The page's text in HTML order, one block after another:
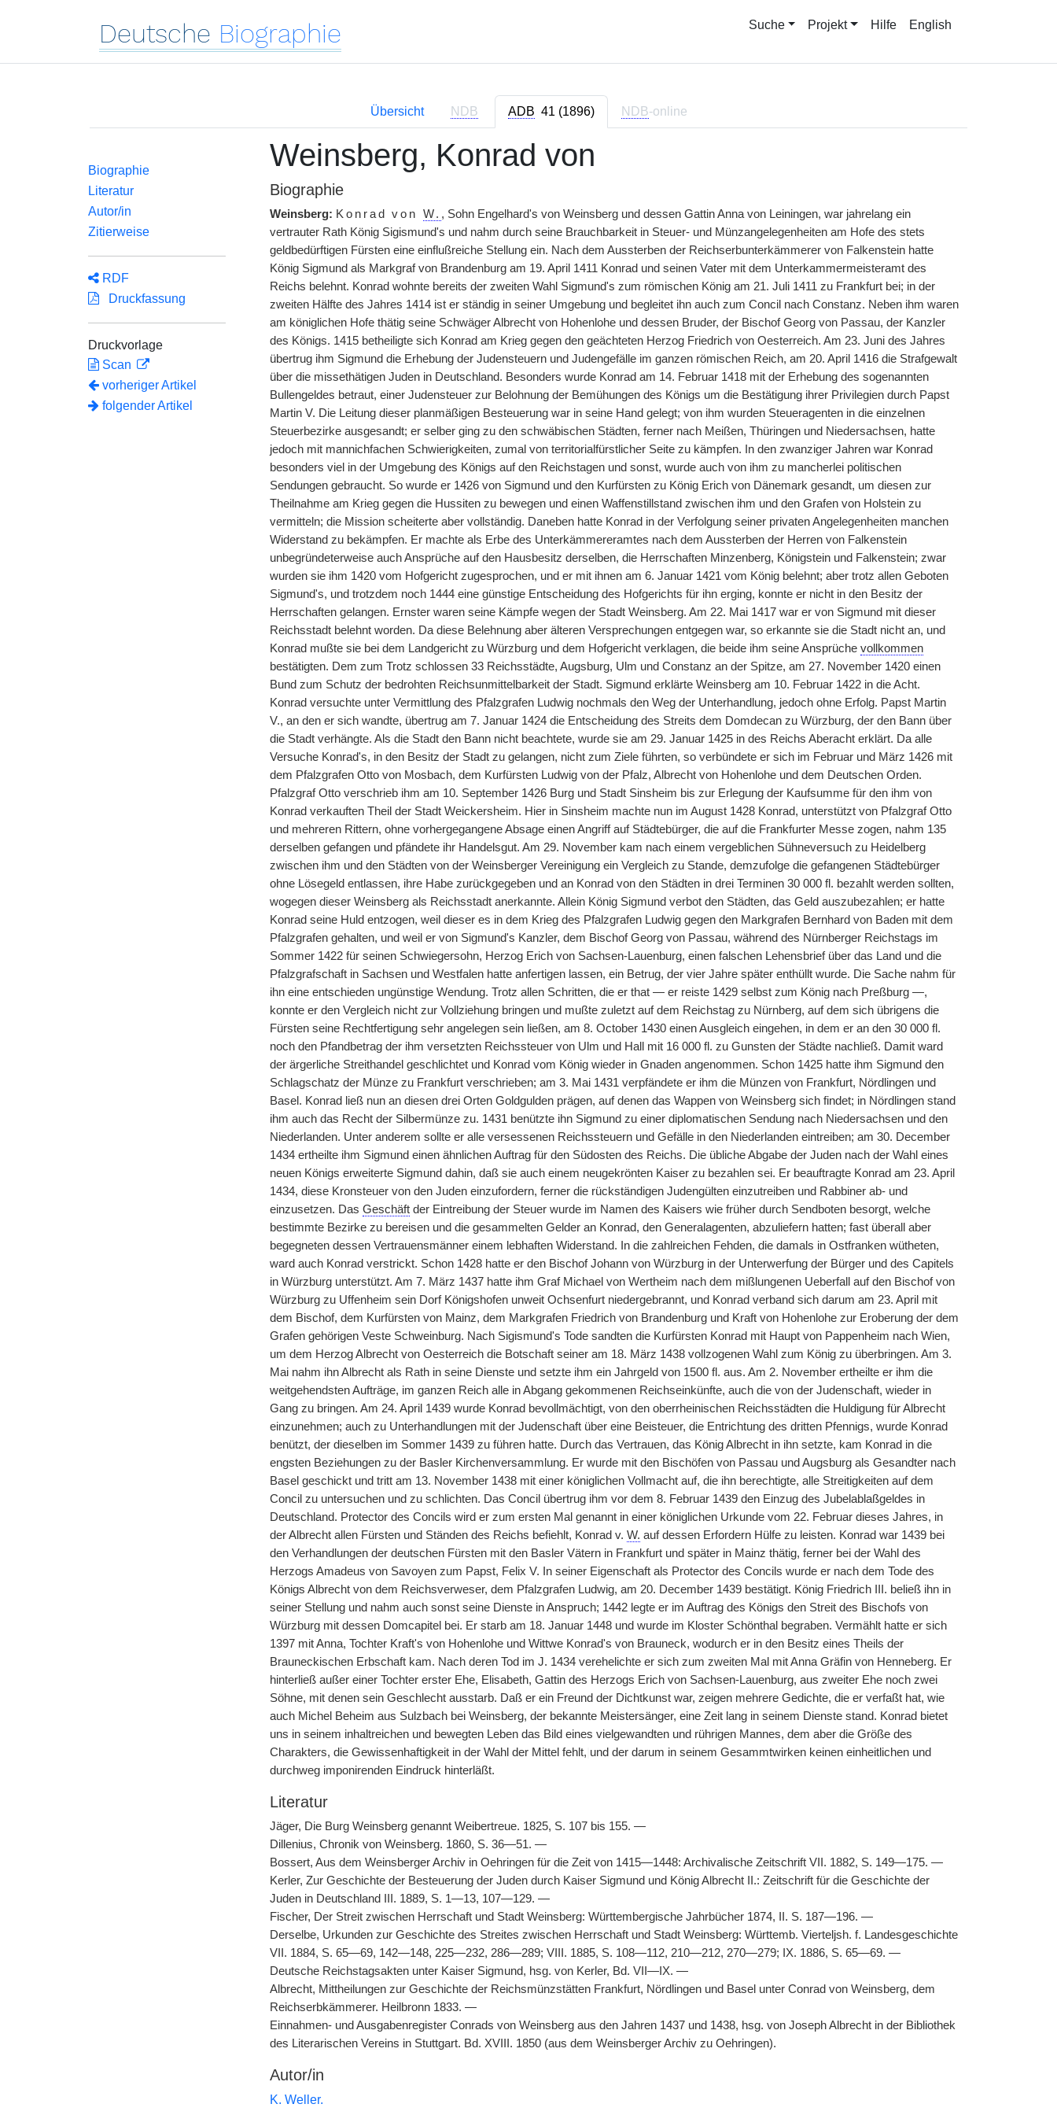
Deutsche Biographie Suche Projekt Hilfe English
Übersicht NDB ADB 41 (1896) NDB-online
Biographie
Literatur
Autor/in
Zitierweise
RDF
Druckfassung
Druckvorlage
Scan
vorheriger Artikel
folgender Artikel
Weinsberg, Konrad von
Biographie
Weinsberg: Konrad vonW. , Sohn Engelhard's von Weinsberg und dessen Gattin Anna von Leiningen, war jahrelang ein
vertrauter Rath König Sigismund's und nahm durch seine Brauchbarkeit in Steuer- und Münzangelegenheiten am Hofe des stets
geldbedürftigen Fürsten eine einflußreiche Stellung ein. Nach dem Aussterben der Reichserbunterkämmerer von Falkenstein hatte
König Sigmund als Markgraf von Brandenburg am 19. April 1411 Konrad und seinen Vater mit dem Unterkammermeisteramt des
Reichs belehnt. Konrad wohnte bereits der zweiten Wahl Sigmund's zum römischen König am 21. Juli 1411 zu Frankfurt bei; in der
zweiten Hälfte des Jahres 1414 ist er ständig in seiner Umgebung und begleitet ihn auch zum Concil nach Constanz. Neben ihm waren
am königlichen Hofe thätig seine Schwäger Albrecht von Hohenlohe und dessen Bruder, der Bischof Georg von Passau, der Kanzler
des Königs. 1415 betheiligte sich Konrad am Krieg gegen den geächteten Herzog Friedrich von Oesterreich. Am 23. Juni des Jahres
übertrug ihm Sigmund die Erhebung der Judensteuern und Judengefälle im ganzen römischen Reich, am 20. April 1416 die Strafgewalt
über die missethätigen Juden in Deutschland. Besonders wurde Konrad am 14. Februar 1418 mit der Erhebung des sogenannten
Bullengeldes betraut, einer Judensteuer zur Belohnung der Bemühungen des Königs um die Bestätigung ihrer Privilegien durch Papst
Martin V. Die Leitung dieser planmäßigen Besteuerung war in seine Hand gelegt; von ihm wurden Steueragenten in die einzelnen
Steuerbezirke ausgesandt; er selber ging zu den schwäbischen Städten, ferner nach Meißen, Thüringen und Niedersachsen, hatte
jedoch mit mannichfachen Schwierigkeiten, zumal von territorialfürstlicher Seite zu kämpfen. In den zwanziger Jahren war Konrad
besonders viel in der Umgebung des Königs auf den Reichstagen und sonst, wurde auch von ihm zu mancherlei politischen
Sendungen gebraucht. So wurde er 1426 von Sigmund und den Kurfürsten zu König Erich von Dänemark gesandt, um diesen zur
Theilnahme am Krieg gegen die Hussiten zu bewegen und einen Waffenstillstand zwischen ihm und den Grafen von Holstein zu
vermitteln; die Mission scheiterte aber vollständig. Daneben hatte Konrad in der Verfolgung seiner privaten Angelegenheiten manchen
Widerstand zu bekämpfen. Er machte als Erbe des Unterkämmereramtes nach dem Aussterben der Herren von Falkenstein
unbegründeterweise auch Ansprüche auf den Hausbesitz derselben, die Herrschaften Minzenberg, Königstein und Falkenstein; zwar
wurden sie ihm 1420 vom Hofgericht zugesprochen, und er mit ihnen am 6. Januar 1421 vom König belehnt; aber trotz allen Geboten
Sigmund's, und trotzdem noch 1444 eine günstige Entscheidung des Hofgerichts für ihn erging, konnte er nicht in den Besitz der
Herrschaften gelangen. Ernster waren seine Kämpfe wegen der Stadt Weinsberg. Am 22. Mai 1417 war er von Sigmund mit dieser
Reichsstadt belehnt worden. Da diese Belehnung aber älteren Versprechungen entgegen war, so erkannte sie die Stadt nicht an, und
Konrad mußte sie bei dem Landgericht zu Würzburg und dem Hofgericht verklagen, die beide ihm seine Ansprüche vollkommen
bestätigten. Dem zum Trotz schlossen 33 Reichsstädte, Augsburg, Ulm und Constanz an der Spitze, am 27. November 1420 einen
Bund zum Schutz der bedrohten Reichsunmittelbarkeit der Stadt. Sigmund erklärte Weinsberg am 10. Februar 1422 in die Acht.
Konrad versuchte unter Vermittlung des Pfalzgrafen Ludwig nochmals den Weg der Unterhandlung, jedoch ohne Erfolg. Papst Martin
V., an den er sich wandte, übertrug am 7. Januar 1424 die Entscheidung des Streits dem Domdecan zu Würzburg, der den Bann über
die Stadt verhängte. Als die Stadt den Bann nicht beachtete, wurde sie am 29. Januar 1425 in des Reichs Aberacht erklärt. Da alle
Versuche Konrad's, in den Besitz der Stadt zu gelangen, nicht zum Ziele führten, so verbündete er sich im Februar und März 1426 mit
dem Pfalzgrafen Otto von Mosbach, dem Kurfürsten Ludwig von der Pfalz, Albrecht von Hohenlohe und dem Deutschen Orden.
Pfalzgraf Otto verschrieb ihm am 10. September 1426 Burg und Stadt Sinsheim bis zur Erlegung der Kaufsumme für den ihm von
Konrad verkauften Theil der Stadt Weickersheim. Hier in Sinsheim machte nun im August 1428 Konrad, unterstützt von Pfalzgraf Otto
und mehreren Rittern, ohne vorhergegangene Absage einen Angriff auf Städtebürger, die auf die Frankfurter Messe zogen, nahm 135
derselben gefangen und pfändete ihr Handelsgut. Am 29. November kam nach einem vergeblichen Sühneversuch zu Heidelberg
zwischen ihm und den Städten von der Weinsberger Vereinigung ein Vergleich zu Stande, demzufolge die gefangenen Städtebürger
ohne Lösegeld entlassen, ihre Habe zurückgegeben und an Konrad von den Städten in drei Terminen 30 000 fl. bezahlt werden sollten,
wogegen dieser Weinsberg als Reichsstadt anerkannte. Allein König Sigmund verbot den Städten, das Geld auszubezahlen; er hatte
Konrad seine Huld entzogen, weil dieser es in dem Krieg des Pfalzgrafen Ludwig gegen den Markgrafen Bernhard von Baden mit dem
Pfalzgrafen gehalten, und weil er von Sigmund's Kanzler, dem Bischof Georg von Passau, während des Nürnberger Reichstags im
Sommer 1422 für seinen Schwiegersohn, Herzog Erich von Sachsen-Lauenburg, einen falschen Lehensbrief über das Land und die
Pfalzgrafschaft in Sachsen und Westfalen hatte anfertigen lassen, ein Betrug, der vier Jahre später enthüllt wurde. Die Sache nahm für
ihn eine entschieden ungünstige Wendung. Trotz allen Schritten, die er that — er reiste 1429 selbst zum König nach Preßburg —,
konnte er den Vergleich nicht zur Vollziehung bringen und mußte zuletzt auf dem Reichstag zu Nürnberg, auf dem sich übrigens die
Fürsten seine Rechtfertigung sehr angelegen sein ließen, am 8. October 1430 einen Ausgleich eingehen, in dem er an den 30 000 fl.
noch den Pfandbetrag der ihm versetzten Reichssteuer von Ulm und Hall mit 16 000 fl. zu Gunsten der Städte nachließ. Damit ward
der ärgerliche Streithandel geschlichtet und Konrad vom König wieder in Gnaden angenommen. Schon 1425 hatte ihm Sigmund den
Schlagschatz der Münze zu Frankfurt verschrieben; am 3. Mai 1431 verpfändete er ihm die Münzen von Frankfurt, Nördlingen und
Basel. Konrad ließ nun an diesen drei Orten Goldgulden prägen, auf denen das Wappen von Weinsberg sich findet; in Nördlingen stand
ihm auch das Recht der Silbermünze zu. 1431 benützte ihn Sigmund zu einer diplomatischen Sendung nach Niedersachsen und den
Niederlanden. Unter anderem sollte er alle versessenen Reichssteuern und Gefälle in den Niederlanden eintreiben; am 30. December
1434 ertheilte ihm Sigmund einen ähnlichen Auftrag für den Südosten des Reichs. Die übliche Abgabe der Juden nach der Wahl eines
neuen Königs erweiterte Sigmund dahin, daß sie auch einem neugekrönten Kaiser zu bezahlen sei. Er beauftragte Konrad am 23. April
1434, diese Kronsteuer von den Juden einzufordern, ferner die rückständigen Judengülten einzutreiben und Rabbiner ab- und
einzusetzen. Das Geschäftder Eintreibung der Steuer wurde im Namen des Kaisers wie früher durch Sendboten besorgt, welche
bestimmte Bezirke zu bereisen und die gesammelten Gelder an Konrad, den Generalagenten, abzuliefern hatten; fast überall aber
begegneten dessen Vertrauensmänner einem lebhaften Widerstand. In die zahlreichen Fehden, die damals in Ostfranken wütheten,
ward auch Konrad verstrickt. Schon 1428 hatte er den Bischof Johann von Würzburg in der Unterwerfung der Bürger und des Capitels
in Würzburg unterstützt. Am 7. März 1437 hatte ihm Graf Michael von Wertheim nach dem mißlungenen Ueberfall auf den Bischof von
Würzburg zu Uffenheim sein Dorf Königshofen unweit Ochsenfurt niedergebrannt, und Konrad verband sich darum am 23. April mit
dem Bischof, dem Kurfürsten von Mainz, dem Markgrafen Friedrich von Brandenburg und Kraft von Hohenlohe zur Eroberung der dem
Grafen gehörigen Veste Schweinburg. Nach Sigismund's Tode sandten die Kurfürsten Konrad mit Haupt von Pappenheim nach Wien,
um dem Herzog Albrecht von Oesterreich die Botschaft seiner am 18. März 1438 vollzogenen Wahl zum König zu überbringen. Am 3.
Mai nahm ihn Albrecht als Rath in seine Dienste und setzte ihm ein Jahrgeld von 1500 fl. aus. Am 2. November ertheilte er ihm die
weitgehendsten Aufträge, im ganzen Reich alle in Abgang gekommenen Reichseinkünfte, auch die von der Judenschaft, wieder in
Gang zu bringen. Am 24. April 1439 wurde Konrad bevollmächtigt, von den oberrheinischen Reichsstädten die Huldigung für Albrecht
einzunehmen; auch zu Unterhandlungen mit der Judenschaft über eine Beisteuer, die Entrichtung des dritten Pfennigs, wurde Konrad
benützt, der dieselben im Sommer 1439 zu führen hatte. Durch das Vertrauen, das König Albrecht in ihn setzte, kam Konrad in die
engsten Beziehungen zu der Basler Kirchenversammlung. Er wurde mit den Bischöfen von Passau und Augsburg als Gesandter nach
Basel geschickt und tritt am 13. November 1438 mit einer königlichen Vollmacht auf, die ihn berechtigte, alle Streitigkeiten auf dem
Concil zu untersuchen und zu schlichten. Das Concil übertrug ihm vor dem 8. Februar 1439 den Einzug des Jubelablaßgeldes in
Deutschland. Protector des Concils wird er zum ersten Mal genannt in einer königlichen Urkunde vom 22. Februar dieses Jahres, in
der Albrecht allen Fürsten und Ständen des Reichs befiehlt, Konrad v. W. auf dessen Erfordern Hülfe zu leisten. Konrad war 1439 bei
den Verhandlungen der deutschen Fürsten mit den Basler Vätern in Frankfurt und später in Mainz thätig, ferner bei der Wahl des
Herzogs Amadeus von Savoyen zum Papst, Felix V. In seiner Eigenschaft als Protector des Concils wurde er nach dem Tode des
Königs Albrecht von dem Reichsverweser, dem Pfalzgrafen Ludwig, am 20. December 1439 bestätigt. König Friedrich III. beließ ihn in
seiner Stellung und nahm auch sonst seine Dienste in Anspruch; 1442 legte er im Auftrag des Königs den Streit des Bischofs von
Würzburg mit dessen Domcapitel bei. Er starb am 18. Januar 1448 und wurde im Kloster Schönthal begraben. Vermählt hatte er sich
1397 mit Anna, Tochter Kraft's von Hohenlohe und Wittwe Konrad's von Brauneck, wodurch er in den Besitz eines Theils der
Brauneckischen Erbschaft kam. Nach deren Tod im J. 1434 verehelichte er sich zum zweiten Mal mit Anna Gräfin von Henneberg. Er
hinterließ außer einer Tochter erster Ehe, Elisabeth, Gattin des Herzogs Erich von Sachsen-Lauenburg, aus zweiter Ehe noch zwei
Söhne, mit denen sein Geschlecht ausstarb. Daß er ein Freund der Dichtkunst war, zeigen mehrere Gedichte, die er verfaßt hat, wie
auch Michel Beheim aus Sulzbach bei Weinsberg, der bekannte Meistersänger, eine Zeit lang in seinem Dienste stand. Konrad bietet
uns in seinem inhaltreichen und bewegten Leben das Bild eines vielgewandten und rührigen Mannes, dem aber die Größe des
Charakters, die Gewissenhaftigkeit in der Wahl der Mittel fehlt, und der darum in seinem Gesammtwirken keinen einheitlichen und
durchweg imponirenden Eindruck hinterläßt.
Literatur
Jäger, Die Burg Weinsberg genannt Weibertreue. 1825, S. 107 bis 155. —
Dillenius, Chronik von Weinsberg. 1860, S. 36—51. —
Bossert, Aus dem Weinsberger Archiv in Oehringen für die Zeit von 1415—1448: Archivalische Zeitschrift VII. 1882, S. 149—175. —
Kerler, Zur Geschichte der Besteuerung der Juden durch Kaiser Sigmund und König Albrecht II.: Zeitschrift für die Geschichte der
Juden in Deutschland III. 1889, S. 1—13, 107—129. —
Fischer, Der Streit zwischen Herrschaft und Stadt Weinsberg: Württembergische Jahrbücher 1874, II. S. 187—196. —
Derselbe, Urkunden zur Geschichte des Streites zwischen Herrschaft und Stadt Weinsberg: Württemb. Vierteljsh. f. Landesgeschichte
VII. 1884, S. 65—69, 142—148, 225—232, 286—289; VIII. 1885, S. 108—112, 210—212, 270—279; IX. 1886, S. 65—69. —
Deutsche Reichstagsakten unter Kaiser Sigmund, hsg. von Kerler, Bd. VII—IX. —
Albrecht, Mittheilungen zur Geschichte der Reichsmünzstätten Frankfurt, Nördlingen und Basel unter Conrad von Weinsberg, dem
Reichserbkämmerer. Heilbronn 1833. —
Einnahmen- und Ausgabenregister Conrads von Weinsberg aus den Jahren 1437 und 1438, hsg. von Joseph Albrecht in der Bibliothek
des Literarischen Vereins in Stuttgart. Bd. XVIII. 1850 (aus dem Weinsberger Archiv zu Oehringen).
Autor/in
K. Weller.